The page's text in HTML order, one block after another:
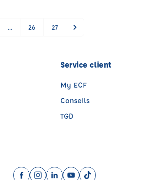
... 26 27
Service client
My ECF
Conseils
TGD